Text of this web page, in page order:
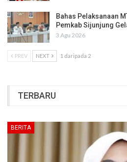
Bahas Pelaksanaan
Pemkab Sijunjung
3 Agu 2026
PREV NEXT 1 daripada 2
TERBARU
BERITA